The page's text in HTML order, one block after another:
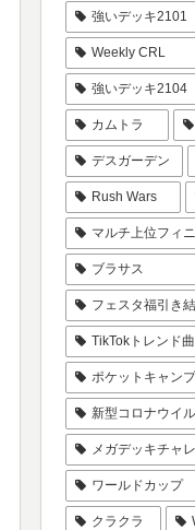
強いデッキ2101
Weekly CRL
強いデッキ2104
カムトラ
デスガーデン
Rush Wars
マルチ上位フィ
ブラサス
フェスタ福引き
TikTokトレンド曲
ポケットキャンプ
新型コロナウイ
メガデッキチャ
ワールドカップ
クラクラ